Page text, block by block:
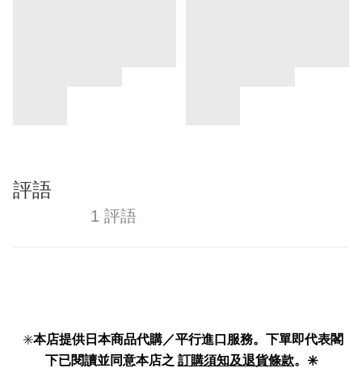
評語
1 評語
✳️本店提供日本商品代購／平行進口服務。下單即代表閣
下已閱讀並同意本店之 訂購須知及退貨條款。✳️